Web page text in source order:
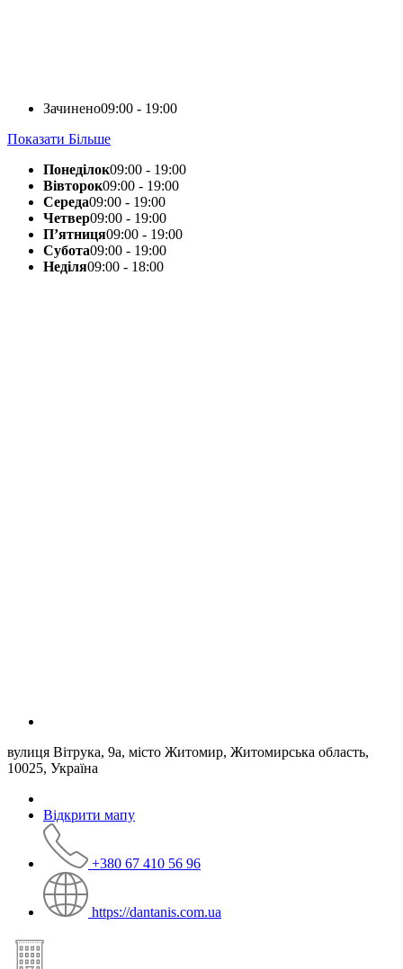
Зачинено09:00 - 19:00
Показати Більше
Понеділок09:00 - 19:00
Вівторок09:00 - 19:00
Середа09:00 - 19:00
Четвер09:00 - 19:00
П’ятниця09:00 - 19:00
Субота09:00 - 19:00
Неділя09:00 - 18:00
вулиця Вітрука, 9а, місто Житомир, Житомирська область,
10025, Україна
Відкрити мапу
+380 67 410 56 96
https://dantanis.com.ua